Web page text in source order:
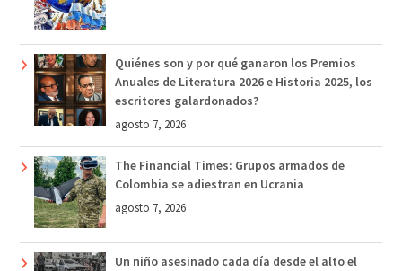
Quiénes son y por qué ganaron los Premios
Anuales de Literatura 2026 e Historia 2025, los
escritores galardonados?
agosto 7, 2026
The Financial Times: Grupos armados de
Colombia se adiestran en Ucrania
agosto 7, 2026
Un niño asesinado cada día desde el alto el